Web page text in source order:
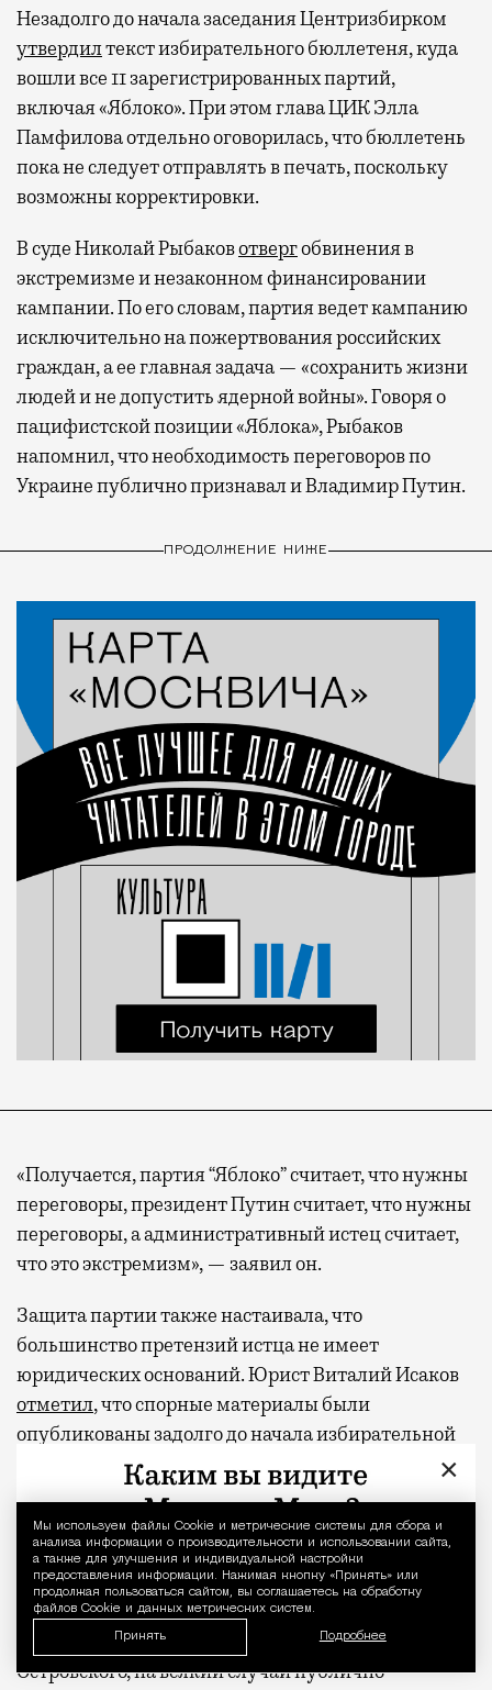
Уведомление
Мы используем файлы Сookie и метрические системы для сбора и
анализа информации о производительности и использовании сайта,
а также для улучшения и индивидуальной настройки
предоставления информации. Нажимая кнопку «Принять» или
продолжая пользоваться сайтом, вы соглашаетесь на обработку
файлов Cookie и данных метрических систем.
Принять Подробнее
могут держатели карт Mir Supreme. Причем
не только в столице. Всего доступно более
1000 бизнес-залов по всему миру.
Незадолго до начала заседания Центризбирком
утвердилтекст избирательного бюллетеня, куда
вошли все 11 зарегистрированных партий,
включая «Яблоко». При этом глава ЦИК Элла
Памфилова отдельно оговорилась, что бюллетень
пока не следует отправлять в печать, поскольку
возможны корректировки.
В суде Николай Рыбаковотвергобвинения в
экстремизме и незаконном финансировании
кампании. По его словам, партия ведет кампанию
исключительно на пожертвования российских
граждан, а ее главная задача — «сохранить жизни
людей и не допустить ядерной войны». Говоря о
пацифистской позиции «Яблока», Рыбаков
напомнил, что необходимость переговоров по
Украине публично признавал и Владимир Путин.
ПРОДОЛЖЕНИЕ НИЖЕ
«Получается, партия “Яблоко” считает, что нужны
переговоры, президент Путин считает, что нужны
переговоры, а административный истец считает,
что это экстремизм», — заявил он.
Защита партии также настаивала, что
большинство претензий истца не имеет
юридических оснований. Юрист Виталий Исаков
отметил, что спорные материалы были
опубликованы задолго до начала избирательной
кампании, а общеупотребительные выражения
вроде «Лишь бы не было войны» и «Пусть всегда
будет солнце» не могут охраняться авторским
правом. В противном случае, заметил он,
правообладателей можно будет искать даже у
слов «добрый день». При этом наследник
правообладателя, композитора Аркадия
Островского, на всякий случай публично
×